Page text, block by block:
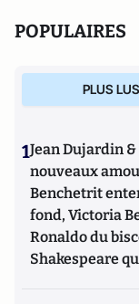
POPULAIRES
PLUS LUS
1Jean Dujardin
nouveaux
Benchetrit
fond, Victoria
Ronaldo du
Shakespeare